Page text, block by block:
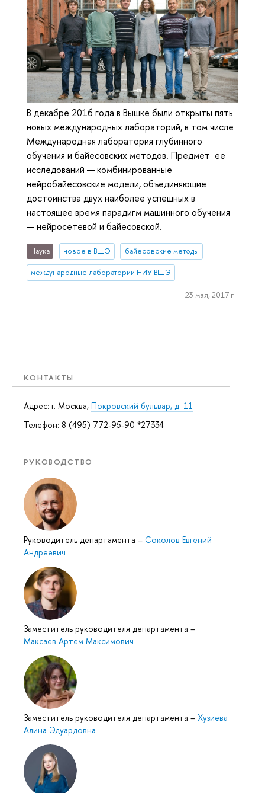
КОНТАКТЫ
Адрес: г. Москва, Покровский бульвар, д. 11
Телефон: 8 (495) 772-95-90 *27334
РУКОВОДСТВО
Руководитель департамента – Соколов Евгений
Андреевич
Заместитель руководителя департамента –
Максаев Артем Максимович
Заместитель руководителя департамента – Хузиева
Алина Эдуардовна
В декабре 2016 года в Вышке были открыты пять
новых международных лабораторий, в том числе
Международная лаборатория глубинного
обучения и байесовских методов. Предмет ее
исследований — комбинированные
нейробайесовские модели, объединяющие
достоинства двух наиболее успешных в
настоящее время парадигм машинного обучения
— нейросетевой и байесовской.
Наука новое в ВШЭ байесовские методы
международные лаборатории НИУ ВШЭ
23 мая, 2017 г.